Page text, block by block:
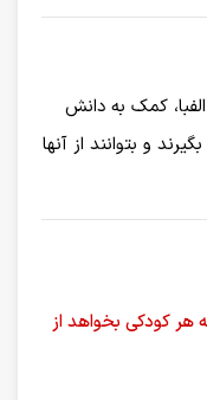
کمک به دانش
و بتوانند از آنها
کودکی بخواهد از